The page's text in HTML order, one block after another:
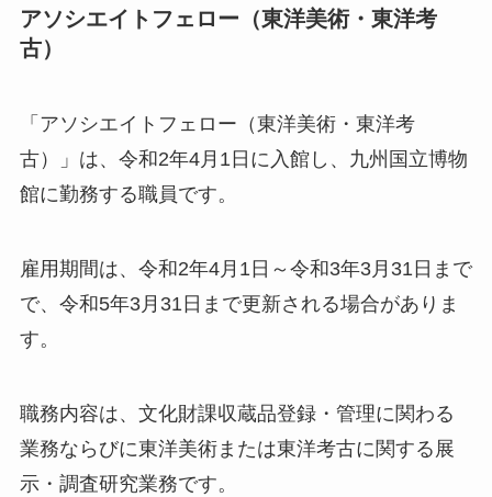
アソシエイトフェロー（東洋美術・東洋考
古）
「アソシエイトフェロー（東洋美術・東洋考
古）」は、令和2年4月1日に入館し、九州国立博物
館に勤務する職員です。
雇用期間は、令和2年4月1日～令和3年3月31日まで
で、令和5年3月31日まで更新される場合がありま
す。
職務内容は、文化財課収蔵品登録・管理に関わる
業務ならびに東洋美術または東洋考古に関する展
示・調査研究業務です。